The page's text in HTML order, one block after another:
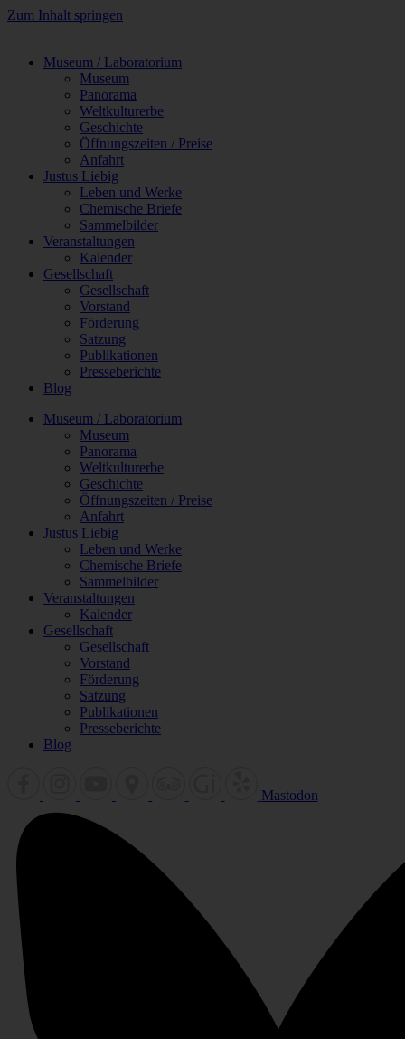
Zum Inhalt springen
Museum / Laboratorium
Museum
Panorama
Weltkulturerbe
Geschichte
Öffnungszeiten / Preise
Anfahrt
Justus Liebig
Leben und Werke
Chemische Briefe
Sammelbilder
Veranstaltungen
Kalender
Gesellschaft
Gesellschaft
Vorstand
Förderung
Satzung
Publikationen
Presseberichte
Blog
Museum / Laboratorium
Museum
Panorama
Weltkulturerbe
Geschichte
Öffnungszeiten / Preise
Anfahrt
Justus Liebig
Leben und Werke
Chemische Briefe
Sammelbilder
Veranstaltungen
Kalender
Gesellschaft
Gesellschaft
Vorstand
Förderung
Satzung
Publikationen
Presseberichte
Blog
Mastodon